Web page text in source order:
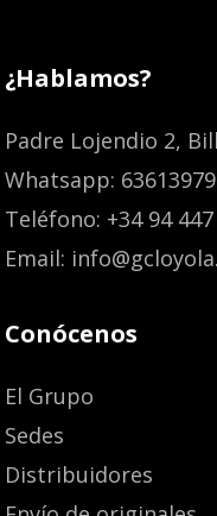
¿Hablamos?
Padre Lojendio 2,
Whatsapp:
Teléfono: +34 94
Email:
Conócenos
El Grupo
Sedes
Distribuidores